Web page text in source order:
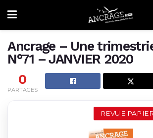
Ancrage – Une
N°71 – JANVIER 2020
0
PARTAGES
REVUE